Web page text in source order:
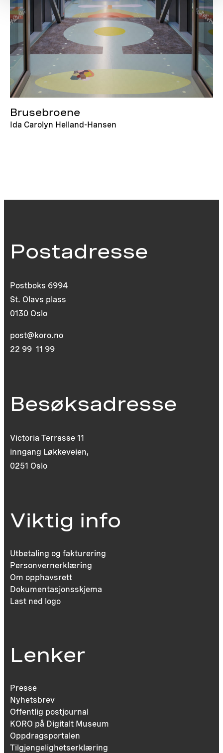
Brusebroene
Ida Carolyn Helland-Hansen
Postadresse
Postboks 6994
St. Olavs plass
0130 Oslo
post@koro.no
22 99 11 99
Besøksadresse
Victoria Terrasse 11
inngang Løkkeveien,
0251 Oslo
Viktig info
Utbetaling og fakturering
Personvernerklæring
Om opphavsrett
Dokumentasjonsskjema
Last ned logo
Lenker
Presse
Nyhetsbrev
Offentlig postjournal
KORO på Digitalt Museum
Oppdragsportalen
Tilgjengelighetserklæring